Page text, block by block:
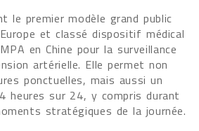
le premier modèle grand public
et classé dispositif médical
en Chine pour la surveillance
artérielle. Elle permet non
ponctuelles, mais aussi un
heures sur 24, y compris durant
stratégiques de la journée.